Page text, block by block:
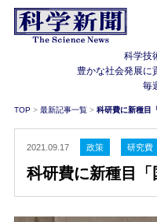
科学技
豊かな社会発展に
毎
TOP > 最新記事一覧 > 科研費に新種目
2021.09.17 政策 研究費
科研費に新種目